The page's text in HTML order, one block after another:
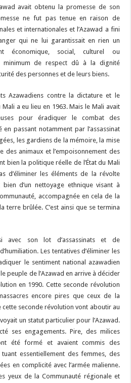
avait obtenu la promesse de son
ne fut pas tenue en raison de
et internationales et l’Azawad a fini
qui ne lui garantissait en rien un
économique, social, culturel ou
minimum de respect dû à la dignité
des personnes et de leurs biens.
Azawadiens contre la dictature et le
Mali a eu lieu en 1963. Mais le Mali avait
pour éradiquer le combat des
passant notamment par l’assassinat
les gardiens de la mémoire, la mise
des animaux et l’empoisonnement des
bien la politique réelle de l’État du Mali
d’éliminer les éléments de la révolte
bien d’un nettoyage ethnique visant à
accompagnée en cela de la
terre brûlée. C’est ainsi que se termina
avec son lot d’assassinats et de
Les tentatives d’éliminer les
le sentiment national azawadien
le peuple de l’Azawad en arrive à décider
en 1990. Cette seconde révolution
encore pires que ceux de la
cette seconde révolution vont aboutir au
un statut particulier pour l’Azawad.
ses engagements. Pire, des milices
été formé et avaient commis des
essentiellement des femmes, des
en complicité avec l’armée malienne.
yeux de la Communauté régionale et